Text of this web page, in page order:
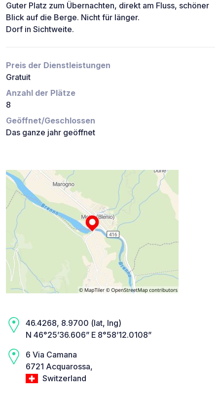
Guter Platz zum Übernachten, direkt am Fluss, schöner
Blick auf die Berge. Nicht für länger.
Dorf in Sichtweite.
Preis der Dienstleistungen
Gratuit
Anzahl der Plätze
8
Geöffnet/Geschlossen
Das ganze jahr geöffnet
46.4268, 8.9700 (lat, lng)
N 46°25’36.606” E 8°58’12.0108”
6 Via Camana
6721 Acquarossa,
Switzerland